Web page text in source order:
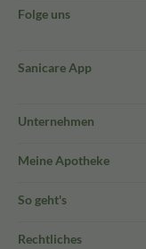
Folge uns
Sanicare App
Unternehmen
Meine Apotheke
So geht's
Rechtliches